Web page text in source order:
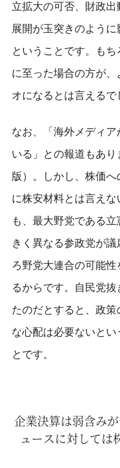
立拡大の可否、財政
展開が玉突きのよう
ということです。も
に至った場合の方が
オになるとは言えるで
なお、「海外メディ
いる」との報道もあ
版）。しかし、株価
に株安材料とは言え
も、最大野党である
きく異なる参政党が
ろ野党大連合の可能
るからです。自民党
たのだとすると、政
な心配は必要ないと
とです。
企業決算は弱含み
ュースに対しては